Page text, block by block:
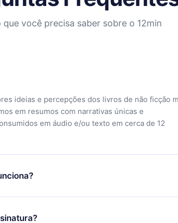
que você precisa saber sobre o 12min
ideias e percepções dos livros de não ficção
em resumos com narrativas únicas e
em áudio e/ou texto em cerca de 12
começar a aproveitar nossa biblioteca. Se por
plataforma, basta entrar em contato com nossa